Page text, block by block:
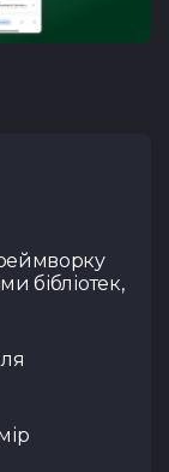
бібліотек,